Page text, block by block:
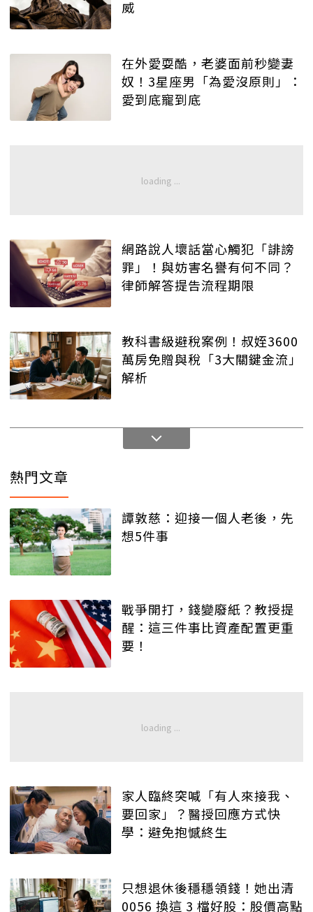
威
在外愛耍酷，老婆面前秒變妻
奴！3星座男「為愛沒原則」：
愛到底寵到底
網路說人壞話當心觸犯「誹謗
罪」！與妨害名譽有何不同？
律師解答提告流程期限
教科書級避稅案例！叔姪3600
萬房免贈與稅「3大關鍵金流」
解析
熱門文章
譚敦慈：迎接一個人老後，先
想5件事
戰爭開打，錢變廢紙？教授提
醒：這三件事比資產配置更重
要！
家人臨終突喊「有人來接我、
要回家」？醫授回應方式快
學：避免抱憾終生
只想退休後穩穩領錢！她出清
0056 換這 3 檔好股：股價高點